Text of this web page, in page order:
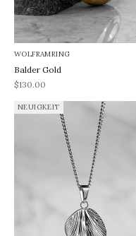
WOLFRAMRING
Balder Gold
REA-pris
$130.00
NEUIGKEIT